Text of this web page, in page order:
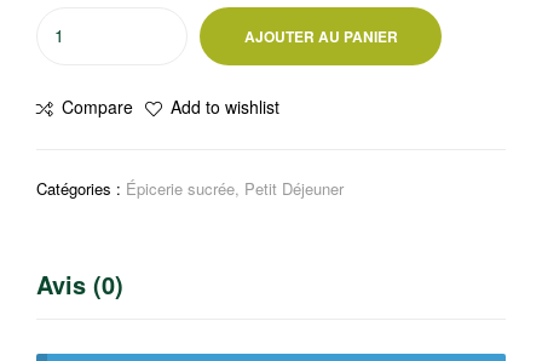
Boules
Miel
AJOUTER AU PANIER
Compare Add to wishlist
Catégories : Épicerie sucrée, Petit Déjeuner
Avis (0)